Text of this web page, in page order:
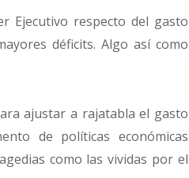
Ejecutivo respecto del gasto
déficits. Algo así como
ajustar a rajatabla el gasto
de políticas económicas
como las vividas por el